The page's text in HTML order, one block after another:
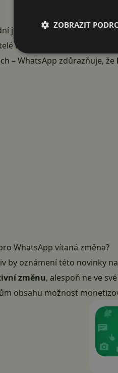
je ale i další změna: reklamy
uvidí sponzorovaný
– WhatsApp zdůrazňuje, že
WhatsApp vítaná změna?
by oznámení této novinky
změnu, alespoň ne ve
obsahu možnost
ZOBRAZIT